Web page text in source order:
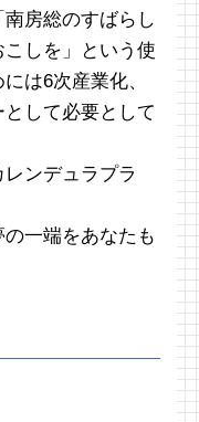
房総のすばらし
しを」という使
は6次産業化、
して必要として
ンデュラプラ
一端をあなたも